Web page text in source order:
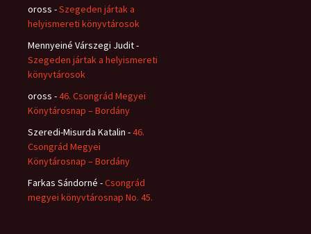
oross -Szegeden jártak a
helyismereti könyvtárosok
Mennyeiné Várszegi Judit-
Szegeden jártak a helyismereti
könyvtárosok
oross -46. Csongrád Megyei
Könytárosnap – Bordány
Szeredi-Misurda Katalin -46.
Csongrád Megyei
Könytárosnap – Bordány
Farkas Sándorné -Csongrád
megyei könyvtárosnap No. 45.